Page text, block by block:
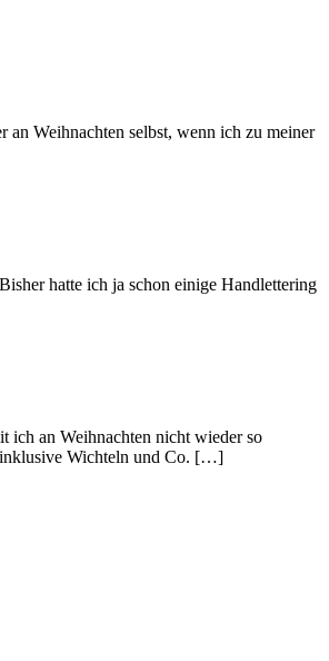
Weihnachten selbst, wenn ich zu meiner
hatte ich ja schon einige Handlettering
ich an Weihnachten nicht wieder so
inklusive Wichteln und Co. […]